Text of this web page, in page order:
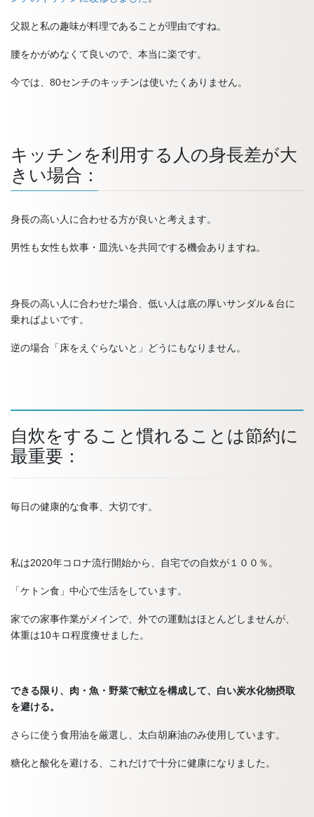
父親と私の趣味が料理であることが理由ですね。
腰をかがめなくて良いので、本当に楽です。
今では、80センチのキッチンは使いたくありません。
キッチンを利用する人の身長差が大
きい場合：
身長の高い人に合わせる方が良いと考えます。
男性も女性も炊事・皿洗いを共同でする機会ありますね。
身長の高い人に合わせた場合、低い人は底の厚いサンダル＆台に
乗ればよいです。
逆の場合「床をえぐらないと」どうにもなりません。
自炊をすること慣れることは節約に
最重要：
毎日の健康的な食事、大切です。
私は2020年コロナ流行開始から、自宅での自炊が１００％。
「ケトン食」中心で生活をしています。
家での家事作業がメインで、外での運動はほとんどしませんが、
体重は10キロ程度痩せました。
できる限り、肉・魚・野菜で献立を構成して、白い炭水化物摂取
を避ける。
さらに使う食用油を厳選し、太白胡麻油のみ使用しています。
糖化と酸化を避ける、これだけで十分に健康になりました。